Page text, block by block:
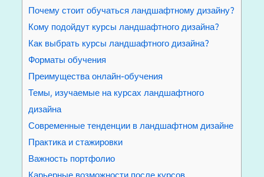
Почему стоит обучаться ландшафтному дизайну?
Кому подойдут курсы ландшафтного дизайна?
Как выбрать курсы ландшафтного дизайна?
Форматы обучения
Преимущества онлайн-обучения
Темы, изучаемые на курсах ландшафтного
дизайна
Современные тенденции в ландшафтном дизайне
Практика и стажировки
Важность портфолио